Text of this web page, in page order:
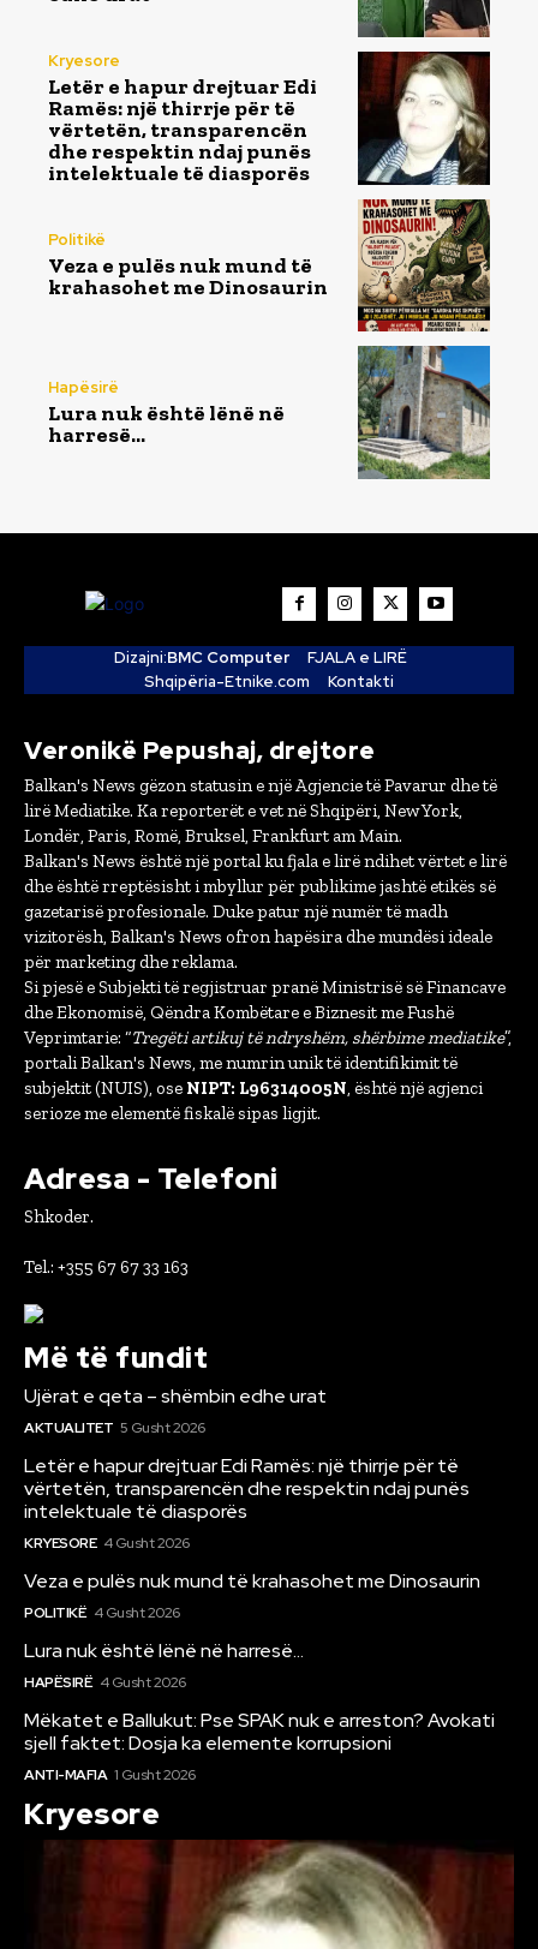
Kryesore
Letër e hapur drejtuar Edi
Ramës: një thirrje për të
vërtetën, transparencën
dhe respektin ndaj punës
intelektuale të diasporës
Politikë
Veza e pulës nuk mund të
krahasohet me Dinosaurin
Hapësirë
Lura nuk është lënë në
harresë…
Dizajni:BMC Computer
FJALA e LIRË
Shqipëria-Etnike.com
Kontakti
Veronikë Pepushaj, drejtore
Balkan's News gëzon statusin e një Agjencie të Pavarur dhe të
lirë Mediatike. Ka reporterët e vet në Shqipëri, New York,
Londër, Paris, Romë, Bruksel, Frankfurt am Main.
Balkan's News është një portal ku fjala e lirë ndihet vërtet e lirë
dhe është rreptësisht i mbyllur për publikime jashtë etikës së
gazetarisë profesionale. Duke patur një numër të madh
vizitorësh, Balkan's News ofron hapësira dhe mundësi ideale
për marketing dhe reklama.
Si pjesë e Subjekti të regjistruar pranë Ministrisë së Financave
dhe Ekonomisë, Qëndra Kombëtare e Biznesit me Fushë
Veprimtarie: “Tregëti artikuj të ndryshëm, shërbime mediatike”,
portali Balkan's News, me numrin unik të identifikimit të
subjektit (NUIS), ose NIPT: L96314005N , është një agjenci
serioze me elementë fiskalë sipas ligjit.
Adresa - Telefoni
Shkoder.
Tel.: +355 67 67 33 163
Më të fundit
Ujërat e qeta – shëmbin edhe urat
AKTUALITET 5 Gusht 2026
Letër e hapur drejtuar Edi Ramës: një thirrje për të
vërtetën, transparencën dhe respektin ndaj punës
intelektuale të diasporës
KRYESORE 4 Gusht 2026
Veza e pulës nuk mund të krahasohet me Dinosaurin
POLITIKË 4 Gusht 2026
Lura nuk është lënë në harresë…
HAPËSIRË 4 Gusht 2026
Mëkatet e Ballukut: Pse SPAK nuk e arreston? Avokati
sjell faktet: Dosja ka elemente korrupsioni
ANTI-MAFIA 1 Gusht 2026
Kryesore